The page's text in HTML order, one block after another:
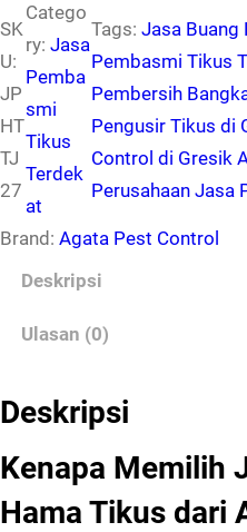
SK
U:
JP
HT
TJ
27
Catego
ry: Jasa
Pemba
smi
Tikus
Terdek
at
Tags:Jasa Buang
Pembasmi Tikus
Pembersih
Pengusir Tikus di
Control di Gresik
Perusahaan Jasa
Brand: Agata Pest Control
Deskripsi
Ulasan (0)
Deskripsi
Kenapa Memilih
Hama Tikus dari